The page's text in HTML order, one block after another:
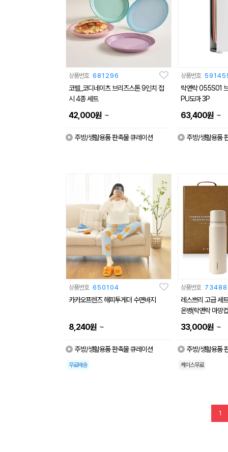
상품번호 681296
코렐_코디네이츠 브리즈스톤 9인치 접
시 4종 세트
42,000원 ~
주방/생활용품 판촉물 큐레이션
상품번호
락앤락 055S01
PU도마 3P
63,400원 ~
주방/생활용품
상품번호 650104
카카오프렌즈 해피투게더 수면바지
8,240원 ~
주방/생활용품 판촉물 큐레이션
무료배송
상품번호
레스쁘리 고급 세
온병(락앤락 마망
33,000원 ~
주방/생활용품
케이스무료
1